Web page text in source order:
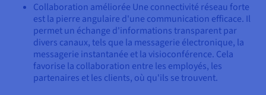
Collaboration améliorée Une connectivité réseau forte
est la pierre angulaire d'une communication efficace. Il
permet un échange d'informations transparent par
divers canaux, tels que la messagerie électronique, la
messagerie instantanée et la visioconférence. Cela
favorise la collaboration entre les employés, les
partenaires et les clients, où qu'ils se trouvent.